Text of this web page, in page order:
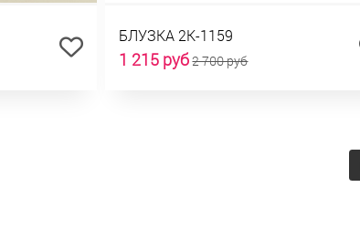
БЛУЗКА 2К-1159
1 215 руб2 700 руб